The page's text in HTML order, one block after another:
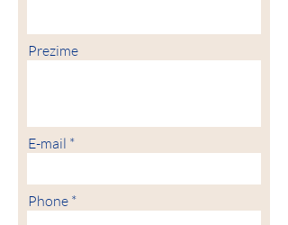
Prezime
E-mail
Phone